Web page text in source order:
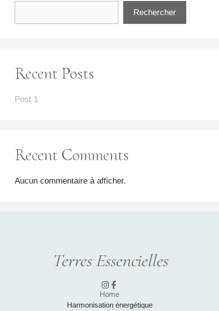
Rechercher
Recent Posts
Post 1
Recent Comments
Aucun commentaire à afficher.
Terres Essencielles
Home
Harmonisation énergétique